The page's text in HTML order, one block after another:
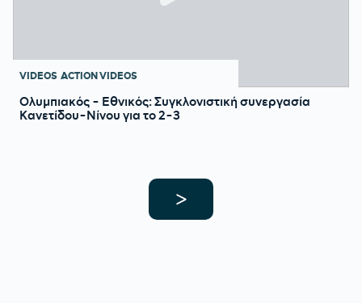
VIDEOS ACTION VIDEOS
Ολυμπιακός - Εθνικός: Συγκλονιστική συνεργασία
Κανετίδου-Νίνου για το 2-3
>